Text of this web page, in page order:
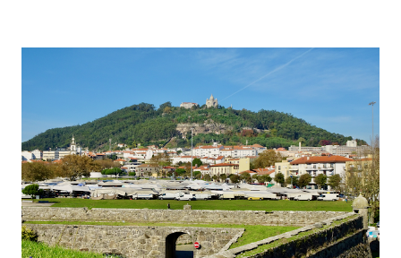
A lenda que deu origem à devoção de Santa Luzia como
protetora dos olhos: A história/lenda de Santa Luzia (Luzia de
Siracusa) conta que esta jovem italiana venerada pelos católicos,
sofreu perseguições por ser cristã. De acordo com a lenda,
preferiu que lhe arrancassem os olhos a renegar a fé em Cristo.
Conta-se que os olhos de Santa Luzia teriam sido arrancados
por um soldado a mando do imperador romano, e entregues num
prato à jovem. No mesmo instant...